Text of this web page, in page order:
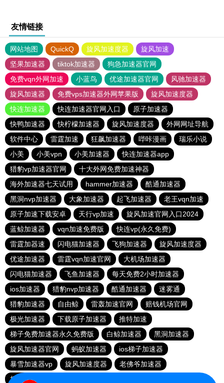
友情链接
网站地图 QuickQ 旋风加速度器
旋风加速
坚果加速器
tiktok加速器
狗急加速器官网
免费vqn外网加速
小蓝鸟 优途加速器官网
风驰加速器
旋风加速器
免费vps加速器外网苹果版
旋风加速度器
快连加速器
快连加速器官网入口
原子加速器
快鸭加速器
快柠檬加速器 旋风加速度器
外网网址导航
软件中心
雷霆加速 狂飙加速器 哔咔漫画
瑞乐小说
小美
小美vpn 小美加速器
快连加速器app
猎豹vp加速器官网
十大外网免费加速神器
海外加速器七天试用
hammer加速器
酷通加速器
黑洞nvp加速器
大象加速器 起飞加速器
老王vqn加速
原子加速下载安卓
天行vp加速
旋风加速官网入口2024
蓝鲸加速器
vqn加速免费版
快连vp(永久免费)
雷霆加器速
闪电猫加速器 飞狗加速器
旋风加速度器
优途加速器
雷霆vqn加速官网
大机场加速器
闪电猫加速器
飞鱼加速器
每天免费2小时加速器
ios加速器
猎豹nvp加速器 酷通加速器
迷雾通
猎豹加速器
自由鲸 雷轰加速官网
赔钱机场官网
极光加速器
下载原子加速器
推特加速
梯子免费加速器永久免费版
白鲸加速器
黑洞加速器
旋风加速器官网
蚂蚁加速器
ios梯子加速器
暴雪加速器vp
旋风加速度器
老佛爷加速器
极光aurora加速器